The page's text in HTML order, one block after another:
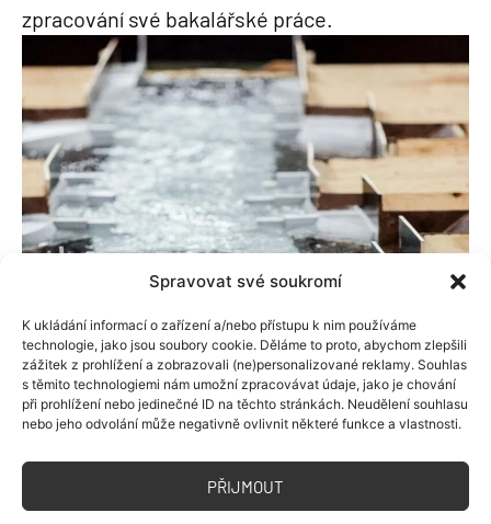
Spravovat své soukromí
K ukládání informací o zařízení a/nebo přístupu k nim používáme
technologie, jako jsou soubory cookie. Děláme to proto, abychom zlepšili
zážitek z prohlížení a zobrazovali (ne)personalizované reklamy. Souhlas
s těmito technologiemi nám umožní zpracovávat údaje, jako je chování
při prohlížení nebo jedinečné ID na těchto stránkách. Neudělení souhlasu
nebo jeho odvolání může negativně ovlivnit některé funkce a vlastnosti.
PŘIJMOUT
zpracování své bakalářské práce.